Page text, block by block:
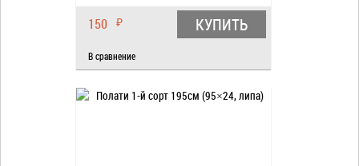
150 ₽ КУПИТЬ
В сравнение